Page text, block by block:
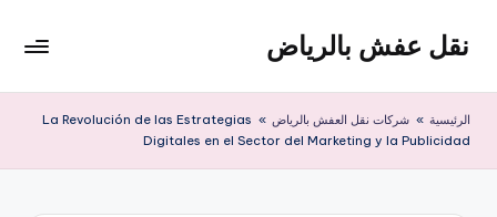
التجاوز
المحتوى
نقل عفش بالرياض
عفش
الرئيسية » شركات نقل العفش بالرياض »
La Revolución de las Estrategias
Digitales en el Sector del Marketing y la Publicidad